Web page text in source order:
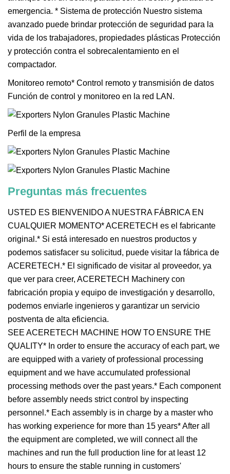
emergencia. * Sistema de protección Nuestro sistema
avanzado puede brindar protección de seguridad para la
vida de los trabajadores, propiedades plásticas Protección
y protección contra el sobrecalentamiento en el
compactador.
Monitoreo remoto* Control remoto y transmisión de datos
Función de control y monitoreo en la red LAN.
Perfil de la empresa
Preguntas más frecuentes
USTED ES BIENVENIDO A NUESTRA FÁBRICA EN
CUALQUIER MOMENTO* ACERETECH es el fabricante
original.* Si está interesado en nuestros productos y
podemos satisfacer su solicitud, puede visitar la fábrica de
ACERETECH.* El significado de visitar al proveedor, ya
que ver para creer, ACERETECH Machinery con
fabricación propia y equipo de investigación y desarrollo,
podemos enviarle ingenieros y garantizar un servicio
postventa de alta eficiencia.
SEE ACERETECH MACHINE HOW TO ENSURE THE
QUALITY* In order to ensure the accuracy of each part, we
are equipped with a variety of professional processing
equipment and we have accumulated professional
processing methods over the past years.* Each component
before assembly needs strict control by inspecting
personnel.* Each assembly is in charge by a master who
has working experience for more than 15 years* After all
the equipment are completed, we will connect all the
machines and run the full production line for at least 12
hours to ensure the stable running in customers'